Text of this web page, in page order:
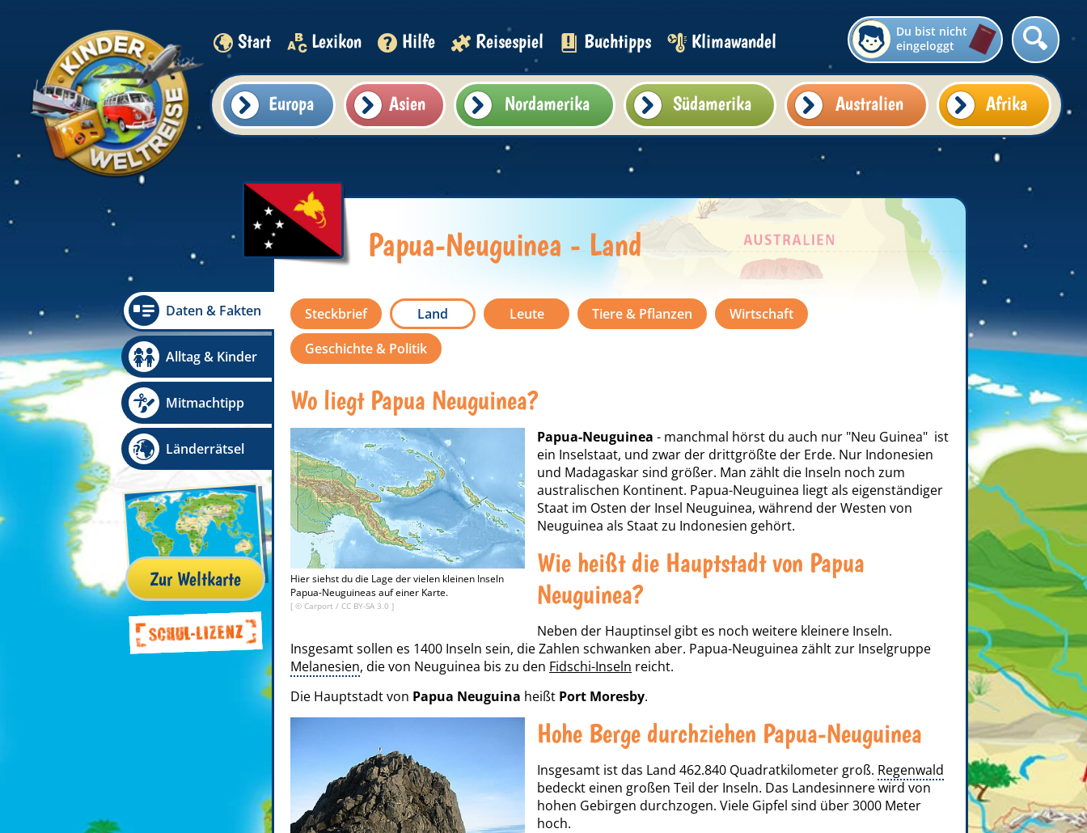
Start Lexikon Hilfe Reisespiel Buchtipps Klimawandel
Du bist nicht
eingeloggt
Europa Asien Nordamerika Südamerika Australien Afrika
Daten & Fakten
Alltag & Kinder
Mitmachtipp
Länderrätsel
Zur Weltkarte
Papua-Neuguinea - Land
Steckbrief Land Leute Tiere & Pflanzen
Wirtschaft
Geschichte & Politik
Wo liegt Papua Neuguinea?
Hier siehst du die Lage der vielen kleinen Inseln
Papua-Neuguineas auf einer Karte.
[ © Carport / CC BY-SA 3.0 ]
Papua-Neuguinea - manchmal hörst du auch nur "Neu Guinea" ist
ein Inselstaat, und zwar der drittgrößte der Erde. Nur Indonesien
und Madagaskar sind größer. Man zählt die Inseln noch zum
australischen Kontinent. Papua-Neuguinea liegt als eigenständiger
Staat im Osten der Insel Neuguinea, während der Westen von
Neuguinea als Staat zu Indonesien gehört.
Wie heißt die Hauptstadt von Papua
Neuguinea?
Neben der Hauptinsel gibt es noch weitere kleinere Inseln.
Insgesamt sollen es 1400 Inseln sein, die Zahlen schwanken aber. Papua-Neuguinea zählt zur Inselgruppe
Melanesien, die von Neuguinea bis zu den Fidschi-Inseln reicht.
Die Hauptstadt von Papua Neuguina heißt Port Moresby.
Hohe Berge durchziehen Papua-Neuguinea
Insgesamt ist das Land 462.840 Quadratkilometer groß. Regenwald
bedeckt einen großen Teil der Inseln. Das Landesinnere wird von
hohen Gebirgen durchzogen. Viele Gipfel sind über 3000 Meter
hoch.